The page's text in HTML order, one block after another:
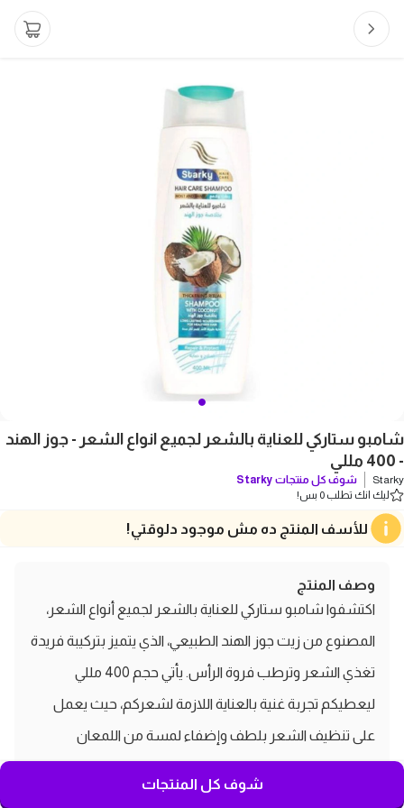
شامبو ستاركي للعناية بالشعر لجميع انواع الشعر - جوز الهند
- 400 مللي
Starky شوف كل منتجات Starky
ليك انك تطلب 0 بس!
للأسف المنتج ده مش موجود دلوقتي!
وصف المنتج
اكتشفوا شامبو ستاركي للعناية بالشعر لجميع أنواع الشعر،
المصنوع من زيت جوز الهند الطبيعي، الذي يتميز بتركيبة فريدة
تغذي الشعر وترطب فروة الرأس. يأتي حجم 400 مللي
ليعطيكم تجربة غنية بالعناية اللازمة لشعركم، حيث يعمل
على تنظيف الشعر بلطف وإضفاء لمسة من اللمعان
شوف كل المنتجات